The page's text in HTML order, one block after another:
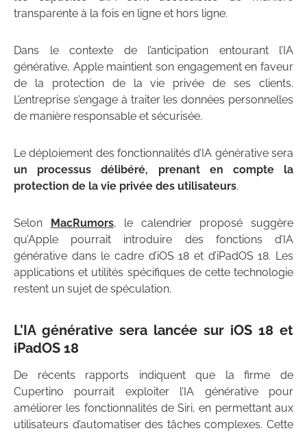
transparente à la fois en ligne et hors ligne.
Dans le contexte de l’anticipation entourant l’IA
générative, Apple maintient son engagement en faveur
de la protection de la vie privée de ses clients.
L’entreprise s’engage à traiter les données personnelles
de manière responsable et sécurisée.
Le déploiement des fonctionnalités d’IA générative sera
un processus délibéré, prenant en compte la
protection de la vie privée des utilisateurs.
Selon MacRumors, le calendrier proposé suggère
qu’Apple pourrait introduire des fonctions d’IA
générative dans le cadre d’iOS 18 et d’iPadOS 18. Les
applications et utilités spécifiques de cette technologie
restent un sujet de spéculation.
L’IA générative sera lancée sur iOS 18 et
iPadOS 18
De récents rapports indiquent que la firme de
Cupertino pourrait exploiter l’IA générative pour
améliorer les fonctionnalités de Siri, en permettant aux
utilisateurs d’automatiser des tâches complexes. Cette